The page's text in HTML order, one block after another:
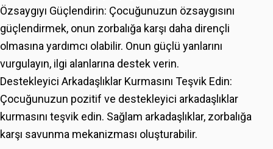
Özsaygıyı Güçlendirin: Çocuğunuzun özsaygısını
güçlendirmek, onun zorbalığa karşı daha dirençli
olmasına yardımcı olabilir. Onun güçlü yanlarını
vurgulayın, ilgi alanlarına destek verin.
Destekleyici Arkadaşlıklar Kurmasını Teşvik Edin:
Çocuğunuzun pozitif ve destekleyici arkadaşlıklar
kurmasını teşvik edin. Sağlam arkadaşlıklar, zorbalığa
karşı savunma mekanizması oluşturabilir.